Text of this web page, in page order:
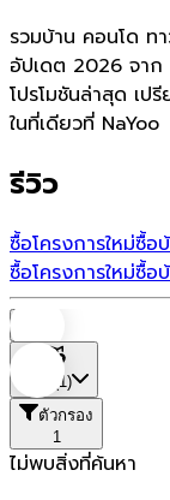
รวมบ้าน คอนโด ทา
อัปเดต 2026 จาก
โปรโมชันล่าสุด เป
ในที่เดียวที่ NaYoo
รีวิว
ซื้อโครงการใหม่ซื้อ
ซื้อโครงการใหม่ซื้อ
(1)
ตัวกรอง
1
ไม่พบสิ่งที่ค้นหา